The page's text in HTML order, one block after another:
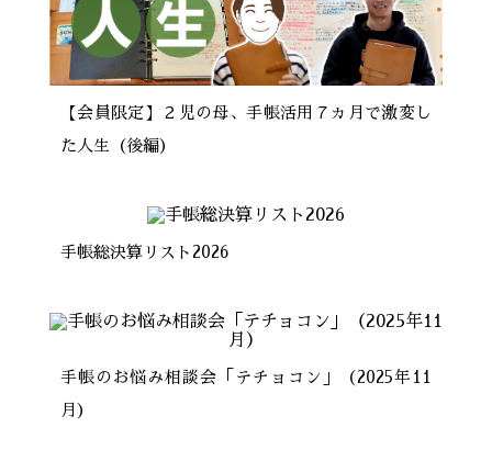
【会員限定】２児の母、手帳活用７ヵ月で激変し
た人生（後編）
手帳総決算リスト2026
手帳のお悩み相談会「テチョコン」（2025年11
月）